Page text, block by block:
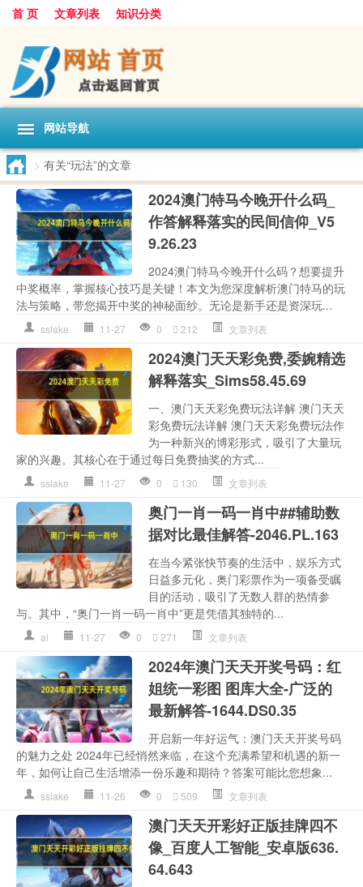
首 页 文章列表 知识分类
网站导航
> 有关“玩法”的文章
2024澳门特马今晚开什么码_
作答解释落实的民间信仰_V5
9.26.23
2024澳门特马今晚开什么码？想要提升
中奖概率，掌握核心技巧是关键！本文为您深度解析澳门特马的玩
法与策略，带您揭开中奖的神秘面纱。无论是新手还是资深玩...
sslake 11-27 0 212 文章列表
2024澳门天天彩免费,委婉精选
解释落实_Sims58.45.69
一、澳门天天彩免费玩法详解 澳门天天
彩免费玩法详解 澳门天天彩免费玩法作
为一种新兴的博彩形式，吸引了大量玩
家的兴趣。其核心在于通过每日免费抽奖的方式...
sslake 11-27 0 130 文章列表
奥门一肖一码一肖中##辅助数
据对比最佳解答-2046.PL.163
在当今紧张快节奏的生活中，娱乐方式
日益多元化，奥门彩票作为一项备受瞩
目的活动，吸引了无数人群的热情参
与。其中，“奥门一肖一码一肖中”更是凭借其独特的...
al 11-27 0 271 文章列表
2024年澳门天天开奖号码：红
姐统一彩图 图库大全-广泛的
最新解答-1644.DS0.35
开启新一年好运气：澳门天天开奖号码
的魅力之处 2024年已经悄然来临，在这个充满希望和机遇的新一
年，如何让自己生活增添一份乐趣和期待？答案可能比您想象...
sslake 11-26 0 509 文章列表
澳门天天开彩好正版挂牌四不
像_百度人工智能_安卓版636.
64.643